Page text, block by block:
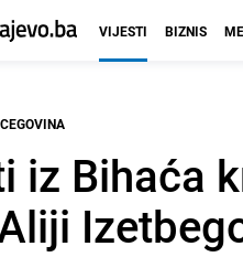
VIJESTI BIZNIS
iz Bihaća